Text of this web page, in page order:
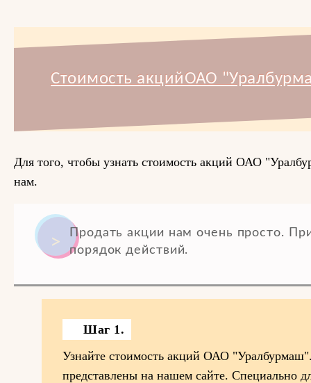
Стоимость акцийОАО
Для того, чтобы узнать стоимость акций ОАО
нам.
Продать акции нам очень просто.
порядок действий.
Шаг 1.
Узнайте стоимость акций ОАО
представлены на нашем сайте. Специально